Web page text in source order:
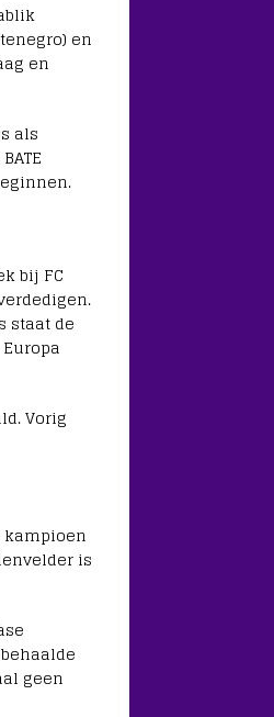
en
en
als
bij FC
staat de
Vorig
kampioen
is
geen